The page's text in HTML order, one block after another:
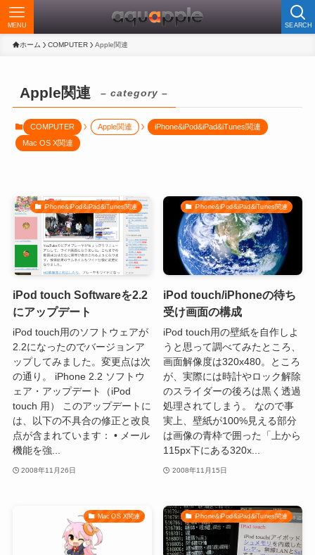
SEARCH
MENU
ホーム COMPUTER Apple関連
Apple関連 – category –
COMPUTER Apple関連
iPhone&iPod&iPad&iTunes関連
Mac OS X関連
iPhone&iPod&iPad&iTunes関連
iPod touch Softwareを2.2
にアップデート
iPod touch用のソフトウェアが
2.2になったのでバージョンア
ップしてみました。変更点は次
の通り。 iPhone 2.2 ソフトウ
ェア・アップデート（iPod
touch 用） このアップデートに
は、以下の不具合の修正と改良
点が含まれています： • メール
機能を強...
2008年11月26日
iPhone&iPod&iPad&iTunes関連
iPod touch/iPhoneの待ち
受け画面の構成
iPod touch用の壁紙を自作しよ
うと思って調べてみたところ、
画面解像度は320x480。ところ
が、実際には時計やロック解除
のスライダーの後ろは黒く透過
処理されてしまう。 なので事
実上、壁紙が100%見える部分
は画像の青枠で囲った「上から
115px下にある320x...
2008年11月15日
Mac OS X関連 iPhone&iPod&iPad&iTunes関連